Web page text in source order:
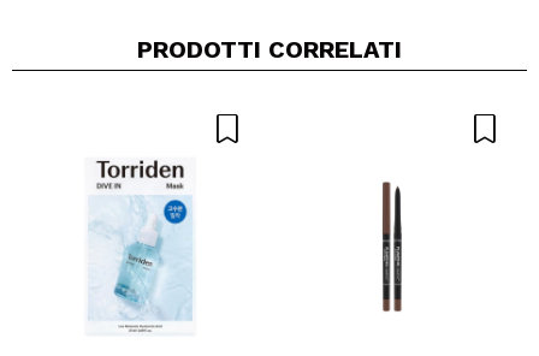
Condividi un video o una foto
Consiglieresti questo acquisto?
PRODOTTI CORRELATI